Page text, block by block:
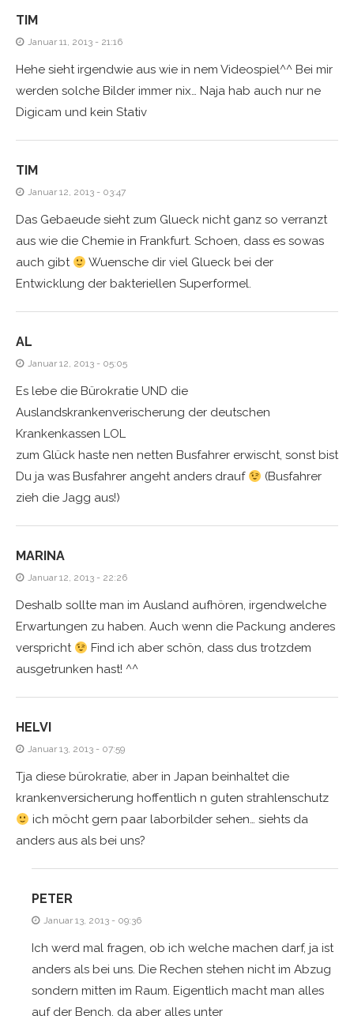
TIM
Januar 11, 2013 - 21:16
Hehe sieht irgendwie aus wie in nem Videospiel^^ Bei mir
werden solche Bilder immer nix… Naja hab auch nur ne
Digicam und kein Stativ
TIM
Januar 12, 2013 - 03:47
Das Gebaeude sieht zum Glueck nicht ganz so verranzt
aus wie die Chemie in Frankfurt. Schoen, dass es sowas
auch gibt
Wuensche dir viel Glueck bei der
Entwicklung der bakteriellen Superformel.
AL
Januar 12, 2013 - 05:05
Es lebe die Bürokratie UND die
Auslandskrankenverischerung der deutschen
Krankenkassen LOL
zum Glück haste nen netten Busfahrer erwischt, sonst bist
Du ja was Busfahrer angeht anders drauf
(Busfahrer
zieh die Jagg aus!)
MARINA
Januar 12, 2013 - 22:26
Deshalb sollte man im Ausland aufhören, irgendwelche
Erwartungen zu haben. Auch wenn die Packung anderes
verspricht
Find ich aber schön, dass dus trotzdem
ausgetrunken hast! ^^
HELVI
Januar 13, 2013 - 07:59
Tja diese bürokratie, aber in Japan beinhaltet die
krankenversicherung hoffentlich n guten strahlenschutz
ich möcht gern paar laborbilder sehen… siehts da
anders aus als bei uns?
PETER
Januar 13, 2013 - 09:36
Ich werd mal fragen, ob ich welche machen darf, ja ist
anders als bei uns. Die Rechen stehen nicht im Abzug
sondern mitten im Raum. Eigentlich macht man alles
auf der Bench, da aber alles unter